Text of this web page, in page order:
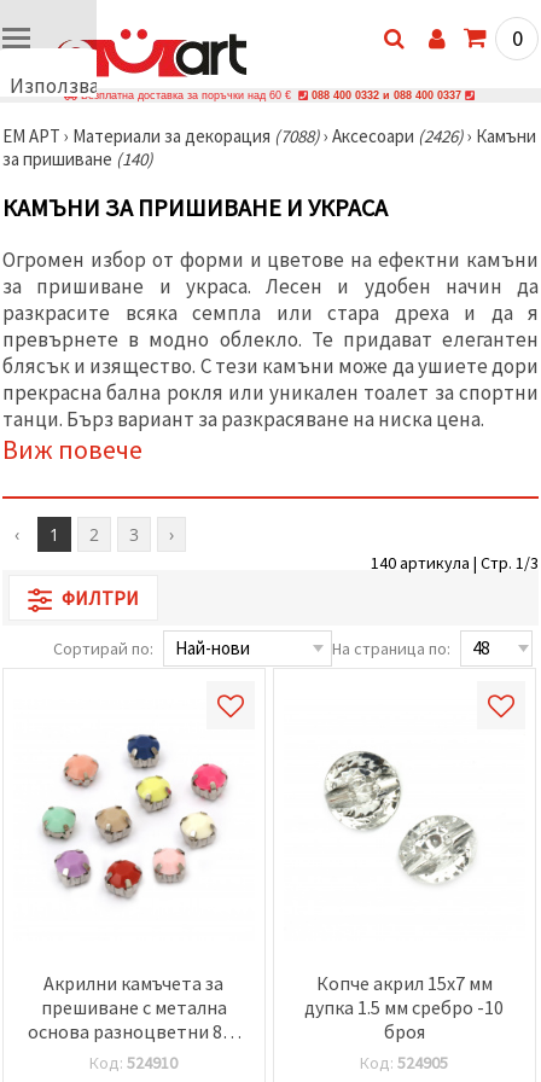
Използваме
🍪
Използваме
и подобни
технологии,
осигурим
правилната
работа на
сайта, да
подобрим
твоето
изживяване
и, с твое
съгласие,
анализираме
да
по-
релевантно
и реклами,
включително
на наши
партньори
Можеш да
съгласиш
използваме
всички
"бисквитки"
посочиш
предпочитанията
"Настройки",
0
Безплатна доставка за поръчки над 60 € 088 400 0332 и 088 400 0337
ЕМ АРТ › Материали за декорация (7088)› Аксесоари (2426)› Камъни
за пришиване (140)
КАМЪНИ ЗА ПРИШИВАНЕ И УКРАСА
Огромен избор от форми и цветове на ефектни камъни
за пришиване и украса. Лесен и удобен начин да
разкрасите всяка семпла или стара дреха и да я
превърнете в модно облекло. Те придават елегантен
блясък и изящество. С тези камъни може да ушиете дори
прекрасна бална рокля или уникален тоалет за спортни
танци. Бърз вариант за разкрасяване на ниска цена.
Виж повече
‹ 1 2 3 ›
140 артикула | Стр. 1/3
ФИЛТРИ
Сортирай по: На страница по:
Акрилни камъчета за
прешиване с метална
основа разноцветни 8x6
мм дупка 2,5 мм - 10 броя
Код:524910
Копче акрил 15x7 мм
дупка 1.5 мм сребро -10
броя
Код:524905